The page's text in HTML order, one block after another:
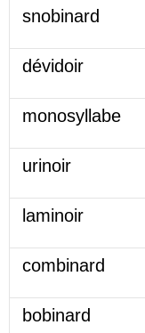
snobinard
dévidoir
monosyllabe
urinoir
laminoir
combinard
bobinard